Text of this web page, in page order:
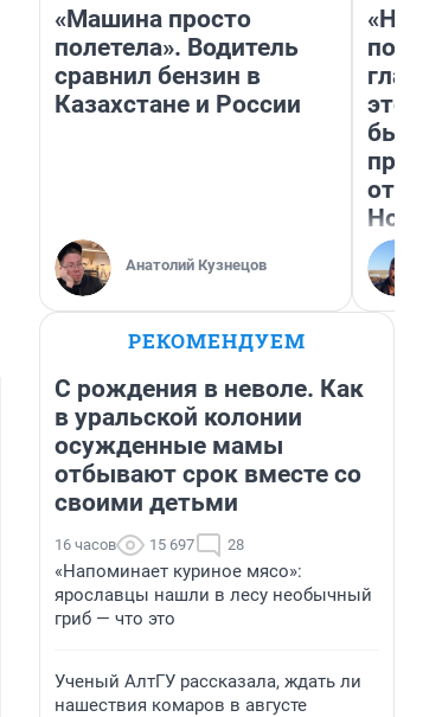
«Машина просто
полетела». Водитель
сравнил бензин в
Казахстане и России
Анатолий Кузнецов
этого
бьет
РЕКОМЕНДУЕМ
С рождения в неволе. Как
в уральской колонии
осужденные мамы
отбывают срок вместе со
своими детьми
16 часов 15 697 28
«Напоминает куриное мясо»:
ярославцы нашли в лесу необычный
гриб — что это
Ученый АлтГУ рассказала, ждать ли
нашествия комаров в августе